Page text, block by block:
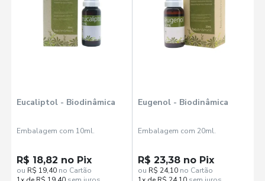
Eucaliptol - Biodinâmica
Embalagem com 10ml.
R$ 18,82 no Pix
ou R$ 19,40 no Cartão
Eugenol - Biodinâmica
Embalagem com 20ml.
R$ 23,38 no Pix
ou R$ 24,10 no Cartão